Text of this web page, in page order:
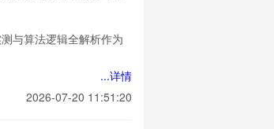
与算法逻辑全解析作为
...详情
2026-07-20 11:51:20